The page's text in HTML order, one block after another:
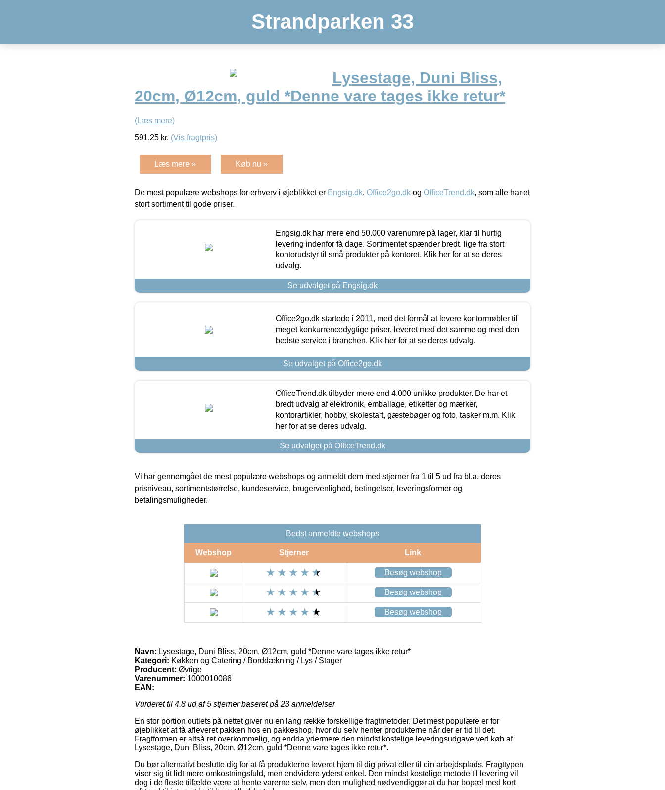
Strandparken 33
Lysestage, Duni Bliss,
20cm, Ø12cm, guld *Denne vare tages ikke retur*
(Læs mere)
591.25 kr. (Vis fragtpris)
Læs mere » Køb nu »
De mest populære webshops for erhverv i øjeblikket er Engsig.dk, Office2go.dk og OfficeTrend.dk, som alle har et
stort sortiment til gode priser.
Engsig.dk har mere end 50.000 varenumre på lager, klar til hurtig
levering indenfor få dage. Sortimentet spænder bredt, lige fra stort
kontorudstyr til små produkter på kontoret. Klik her for at se deres
udvalg.
Se udvalget på Engsig.dk
Office2go.dk startede i 2011, med det formål at levere kontormøbler til
meget konkurrencedygtige priser, leveret med det samme og med den
bedste service i branchen. Klik her for at se deres udvalg.
Se udvalget på Office2go.dk
OfficeTrend.dk tilbyder mere end 4.000 unikke produkter. De har et
bredt udvalg af elektronik, emballage, etiketter og mærker,
kontorartikler, hobby, skolestart, gæstebøger og foto, tasker m.m. Klik
her for at se deres udvalg.
Se udvalget på OfficeTrend.dk
Vi har gennemgået de mest populære webshops og anmeldt dem med stjerner fra 1 til 5 ud fra bl.a. deres
prisniveau, sortimentstørrelse, kundeservice, brugervenlighed, betingelser, leveringsformer og
betalingsmuligheder.
Bedst anmeldte webshops
Webshop Stjerner Link
Besøg webshop
Besøg webshop
Besøg webshop
Navn: Lysestage, Duni Bliss, 20cm, Ø12cm, guld *Denne vare tages ikke retur*
Kategori: Køkken og Catering / Borddækning / Lys / Stager
Producent: Øvrige
Varenummer: 1000010086
EAN:
Vurderet til 4.8 ud af 5 stjerner baseret på 23 anmeldelser
En stor portion outlets på nettet giver nu en lang række forskellige fragtmetoder. Det mest populære er for
øjeblikket at få afleveret pakken hos en pakkeshop, hvor du selv henter produkterne når der er tid til det.
Fragtformen er altså ret overkommelig, og endda ydermere den mindst kostelige leveringsudgave ved køb af
Lysestage, Duni Bliss, 20cm, Ø12cm, guld *Denne vare tages ikke retur*.
Du bør alternativt beslutte dig for at få produkterne leveret hjem til dig privat eller til din arbejdsplads. Fragttypen
viser sig tit lidt mere omkostningsfuld, men endvidere yderst enkel. Den mindst kostelige metode til levering vil
dog i de fleste tilfælde være at hente varerne selv, men den mulighed nødvendiggør at du har bopæl med kort